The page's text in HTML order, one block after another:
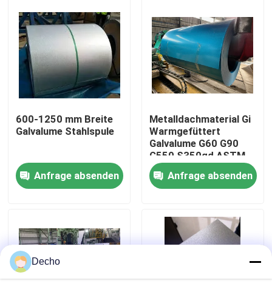
Über uns
Werksbesichtigung
Qualitätskontrolle
Kontakt mit uns
Neuigkeiten
Bitte um ein Angebot
Farbbeschichtete Stahlspule
600-1250 mm Breite
Galvalume Stahlspule
Anfrage absenden
Metalldachmaterial Gi
Warmgefüttert
Galvalume G60 G90
G550 S350gd ASTM
A653 Z275
Zinkbeschichtete
Spulen Dx51d Dx52D
Anfrage absenden
Decho